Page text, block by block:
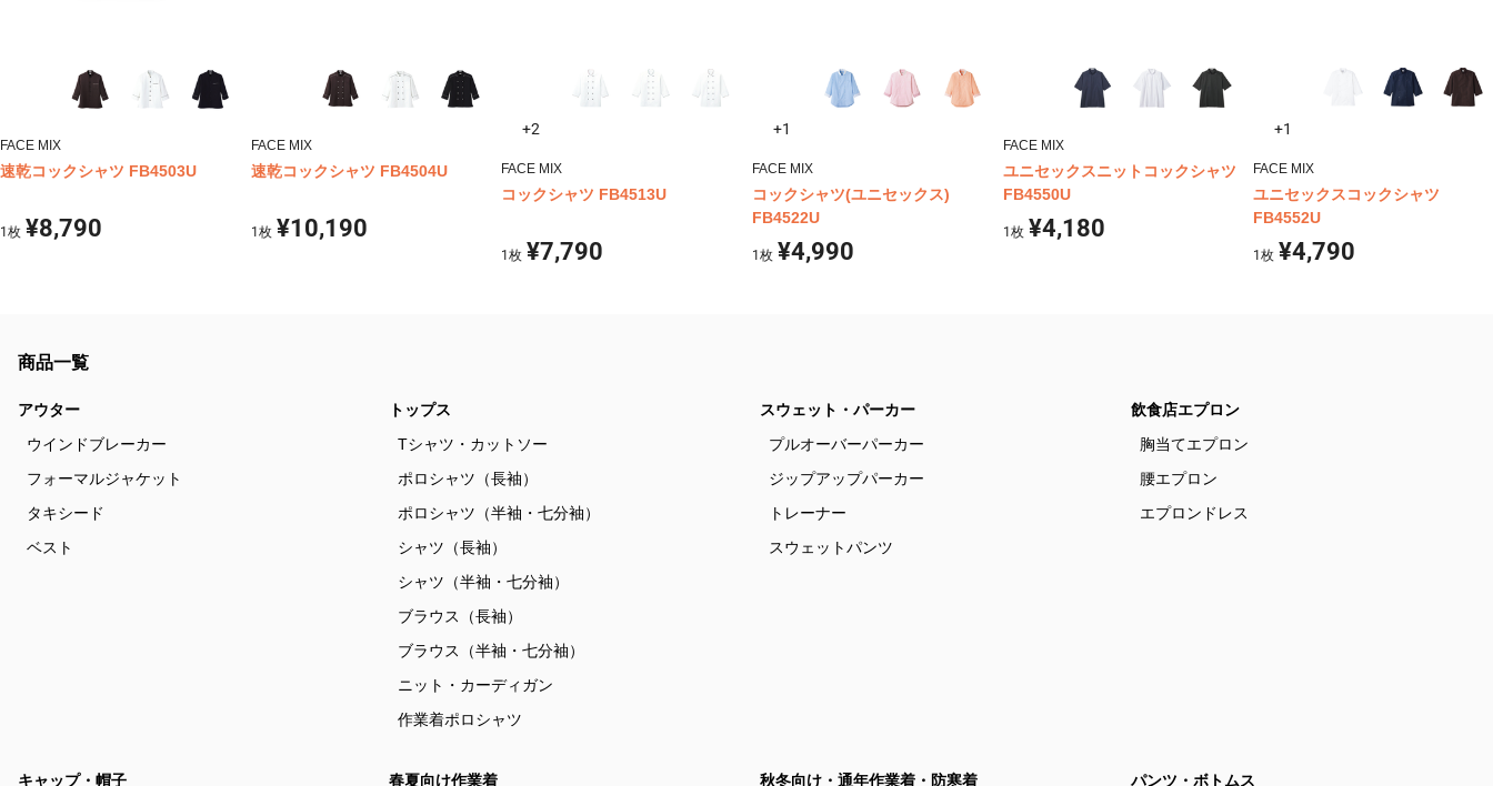
FACE MIX
速乾コックシャツ FB4503U
1 枚 ¥8,790
FACE MIX
速乾コックシャツ FB4504U
1 枚 ¥10,190
+2
FACE MIX
コックシャツ FB4513U
1枚 ¥7,790
+1
FACE MIX
コックシャツ(ユニセックス)
FB4522U
1 枚 ¥4,990
FACE MIX
ユニセックスニットコックシャツ
FB4550U
1 枚 ¥4,180
+1
FACE MIX
ユニセックスコックシャツ
FB4552U
1枚 ¥4,790
商品一覧
アウター
ウインドブレーカー
フォーマルジャケット
タキシード
ベスト
トップス
Tシャツ・カットソー
ポロシャツ（長袖）
ポロシャツ（半袖・七分袖）
シャツ（長袖）
シャツ（半袖・七分袖）
ブラウス（長袖）
ブラウス（半袖・七分袖）
ニット・カーディガン
作業着ポロシャツ
スウェット・パーカー
プルオーバーパーカー
ジップアップパーカー
トレーナー
スウェットパンツ
飲食店エプロン
胸当てエプロン
腰エプロン
エプロンドレス
キャップ・帽子 春夏向け作業着 秋冬向け・通年作業着・防寒着 パンツ・ボトムス